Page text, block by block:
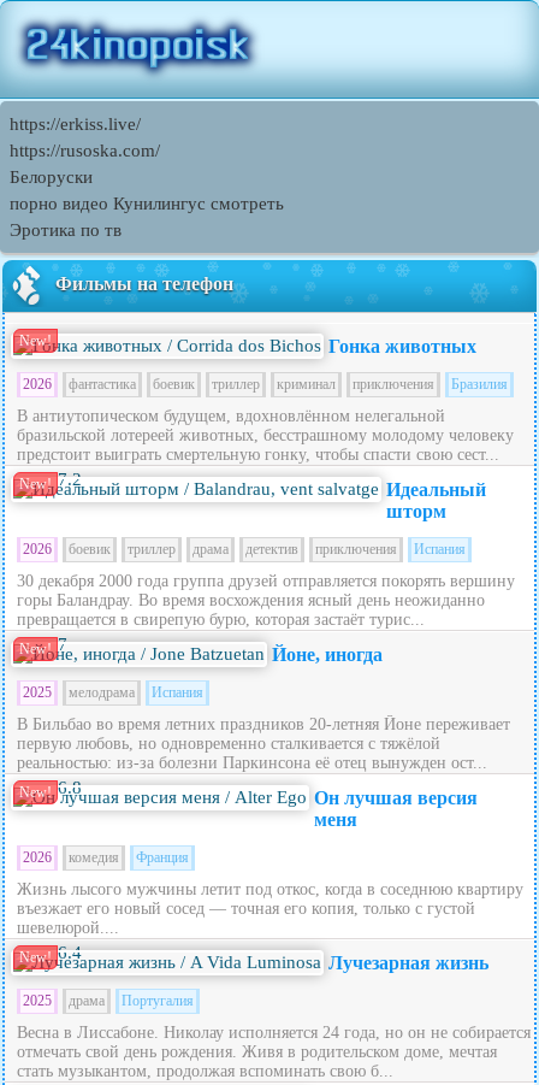
https://erkiss.live/
https://rusoska.com/
Белоруски
порно видео Кунилингус смотреть
Эротика по тв
Фильмы на телефон
New! Гонка животных
2026 фантастика боевик триллер криминал приключения Бразилия
В антиутопическом будущем, вдохновлённом нелегальной
бразильской лотереей животных, бесстрашному молодому человеку
предстоит выиграть смертельную гонку, чтобы спасти свою сест...
New! 7.2
Идеальный
шторм
2026 боевик триллер драма детектив приключения Испания
30 декабря 2000 года группа друзей отправляется покорять вершину
горы Баландрау. Во время восхождения ясный день неожиданно
превращается в свирепую бурю, которая застаёт турис...
New! 7 Йоне, иногда
2025 мелодрама Испания
В Бильбао во время летних праздников 20‑летняя Йоне переживает
первую любовь, но одновременно сталкивается с тяжёлой
реальностью: из‑за болезни Паркинсона её отец вынужден ост...
New! 6.8
Он лучшая версия
меня
2026 комедия Франция
Жизнь лысого мужчины летит под откос, когда в соседнюю квартиру
въезжает его новый сосед — точная его копия, только с густой
шевелюрой....
New! 6.4 Лучезарная жизнь
2025 драма Португалия
Весна в Лиссабоне. Николау исполняется 24 года, но он не собирается
отмечать свой день рождения. Живя в родительском доме, мечтая
стать музыкантом, продолжая вспоминать свою б...